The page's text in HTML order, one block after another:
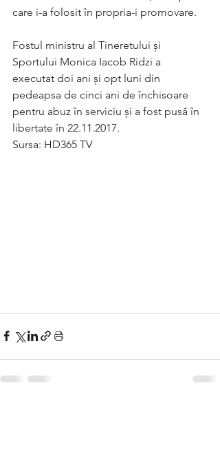
care i-a folosit în propria-i promovare.
Fostul ministru al Tineretului şi
Sportului Monica Iacob Ridzi a
executat doi ani şi opt luni din
pedeapsa de cinci ani de închisoare
pentru abuz în serviciu și a fost pusă în
libertate în 22.11.2017.
Sursa: HD365 TV